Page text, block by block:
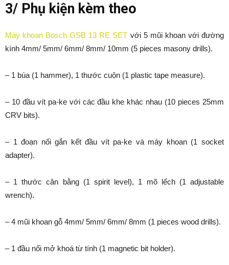
3/ Phụ kiện kèm theo
Máy khoan Bosch GSB 13 RE SET với 5 mũi khoan với đường
kính 4mm/ 5mm/ 6mm/ 8mm/ 10mm (5 pieces masony drills).
– 1 búa (1 hammer), 1 thước cuộn (1 plastic tape measure).
– 10 đầu vít pa-ke với các đầu khe khác nhau (10 pieces 25mm
CRV bits).
– 1 đoạn nối gắn kết đầu vít pa-ke và máy khoan (1 socket
adapter).
– 1 thước cân bằng (1 spirit level), 1 mõ lếch (1 adjustable
wrench).
– 4 mũi khoan gỗ 4mm/ 5mm/ 6mm/ 8mm (1 pieces wood drills).
– 1 đầu nối mở khoá từ tính (1 magnetic bit holder).